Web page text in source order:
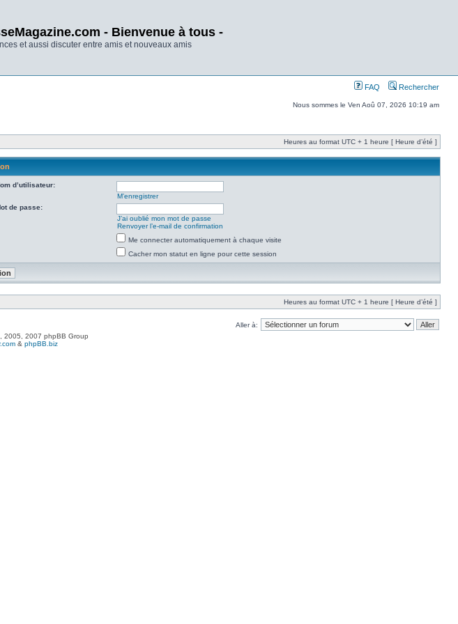
- Bienvenue à tous -
et aussi discuter entre amis et nouveaux amis
FAQ Rechercher
Nous sommes le Ven Aoû 07, 2026 10:19 am
Heures au format UTC + 1 heure [ Heure d’été ]
d’utilisateur:
M’enregistrer
de passe:
J’ai oublié mon mot de passe
Renvoyer l’e-mail de confirmation
Me connecter automatiquement à chaque visite
Cacher mon statut en ligne pour cette session
Heures au format UTC + 1 heure [ Heure d’été ]
Aller à:
2005, 2007 phpBB Group
& phpBB.biz